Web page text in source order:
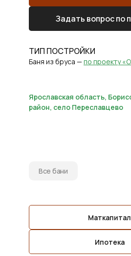
Задать вопрос по
ТИП ПОСТРОЙКИ
Баня из бруса — по проекту
Ярославская область,
район, село Переславцево
Все бани
Маткапитал
Ипотека